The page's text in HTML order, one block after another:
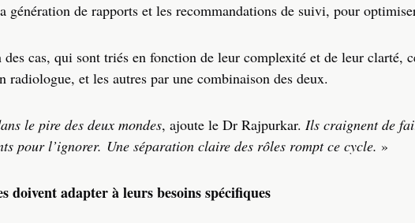
génération de rapports et les recommandations de suivi, pour
cas, qui sont triés en fonction de leur complexité et de leur clarté,
radiologue, et les autres par une combinaison des deux.
le pire des deux mondes, ajoute le Dr Rajpurkar. Ils craignent de
pour l’ignorer. Une séparation claire des rôles rompt ce cycle. »
doivent adapter à leurs besoins spécifiques